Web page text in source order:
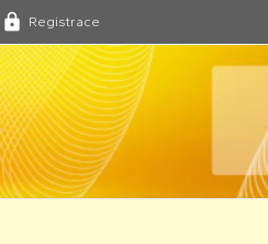
Registrace